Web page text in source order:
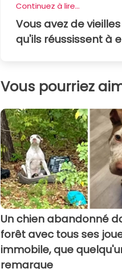
Continuez à lire...
Vous avez de
qu'ils réussissent à
Vous pourriez
Un chien abandonné
forêt avec tous ses
immobile, que
remarque